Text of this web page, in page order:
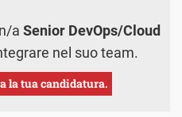
a Senior DevOps/Cloud
nel suo team.
la tua candidatura.